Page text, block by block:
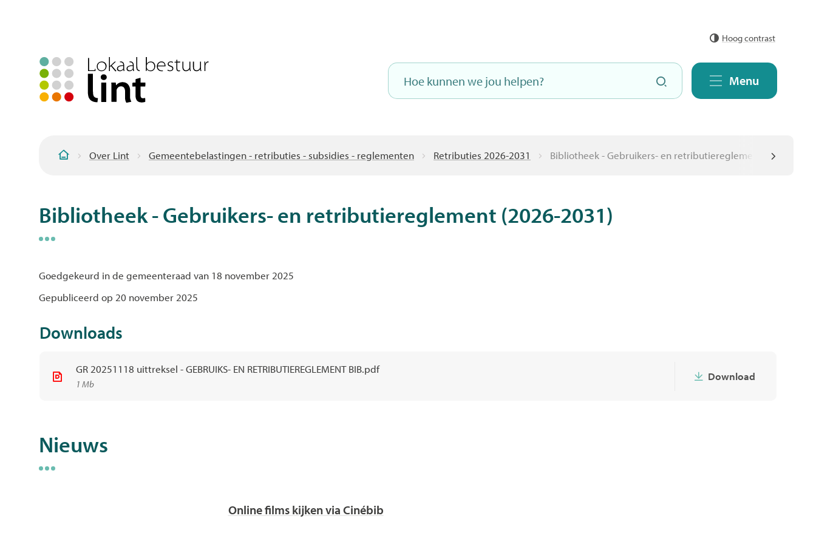
Hoog contrast
Hoe
kunnen
we
Menu
Over Lint Gemeentebelastingen - retributies - subsidies - reglementen Retributies 2026-2031 Bibliotheek - Gebruikers- en retributiereglement (2026-
Bibliotheek - Gebruikers- en retributiereglement (2026-2031)
Goedgekeurd in de gemeenteraad van 18 november 2025
Gepubliceerd op 20 november 2025
Downloads
GR 20251118 uittreksel - GEBRUIKS- EN RETRIBUTIEREGLEMENT BIB.pdf
1 Mb
Download
Nieuws
Online films kijken via Cinébib